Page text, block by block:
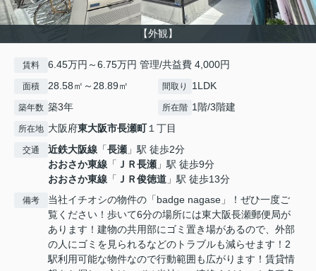
【外観】
賃料 6.45万円～6.75万円 管理/共益費 4,000円
面積 28.58㎡～28.89㎡ 間取り 1LDK
築年数 築3年 所在階 1階/3階建
所在地 大阪府東大阪市長瀬町１丁目
交通 近鉄大阪線 「長瀬 」駅 徒歩2分
おおさか東線 「 ＪＲ長瀬 」駅 徒歩9分
おおさか東線 「 ＪＲ俊徳道 」駅 徒歩13分
備考
当社イチオシの物件の「badge nagase」！ぜひ一度ご
覧ください！歩いて6分の場所には東大阪長瀬郵便局が
あります！建物の共用部にゴミ置き場があるので、外部
の人にゴミを見られるなどのトラブルも減らせます！2
駅利用可能な物件なので行動範囲も広がります！賃貸情